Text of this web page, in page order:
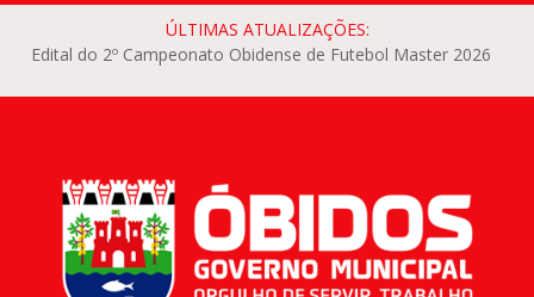
ÚLTIMAS ATUALIZAÇÕES:
Edital do 2º Campeonato Obidense de Futebol Master 2026